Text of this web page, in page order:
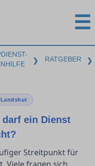
☰
❯ RATGEBER ❯
ein Dienst
Streitpunkt für